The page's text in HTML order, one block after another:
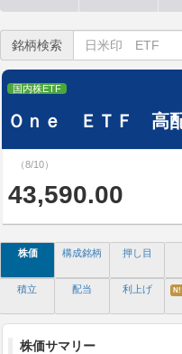
銘柄検索
国内株ETF
Ｏｎｅ ＥＴＦ 高
（8/10）
43,590.00
株価 構成銘柄 押し目
積立 配当 利上げ N!
株価サマリー